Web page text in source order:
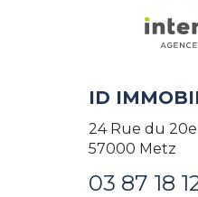
ID
24 Rue du
57000 Metz
03 87 18